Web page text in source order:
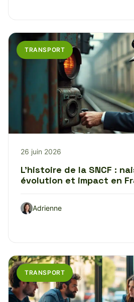
TRANSPORT
26 juin 2026
L’histoire de la SNCF :
évolution et impact en
Adrienne
TRANSPORT